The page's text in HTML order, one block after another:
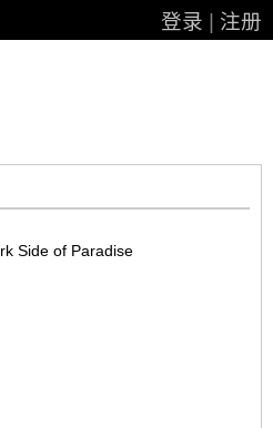
登录 注册
Side of Paradise